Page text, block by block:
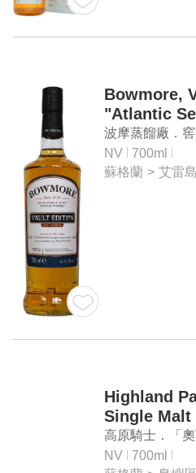
Bowmore,
"Atlantic
Malt
Release
波摩蒸餾廠．
麥芽蘇格蘭威士
NV
700ml
蘇格蘭 > 艾雷島
Highland
Single Malt
高原騎士．「
士忌
NV
700ml